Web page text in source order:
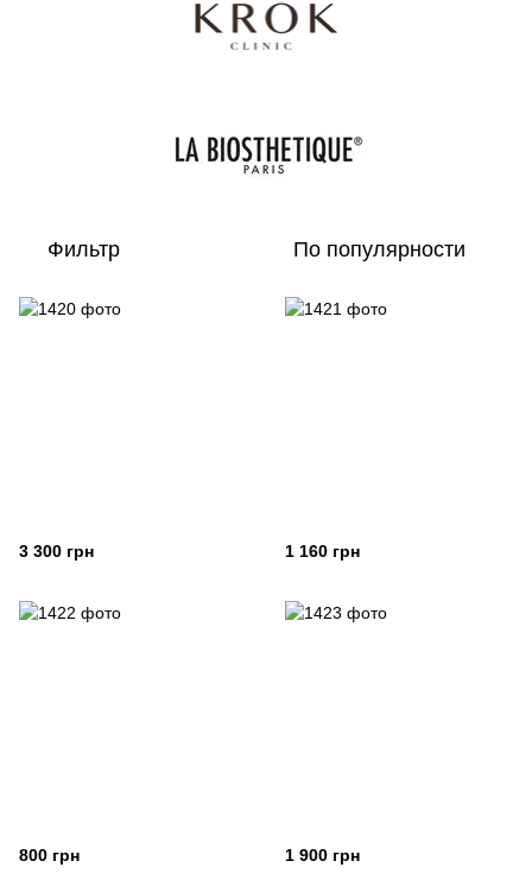
Фильтр По популярности
3 300 грн 1 160 грн
800 грн 1 900 грн